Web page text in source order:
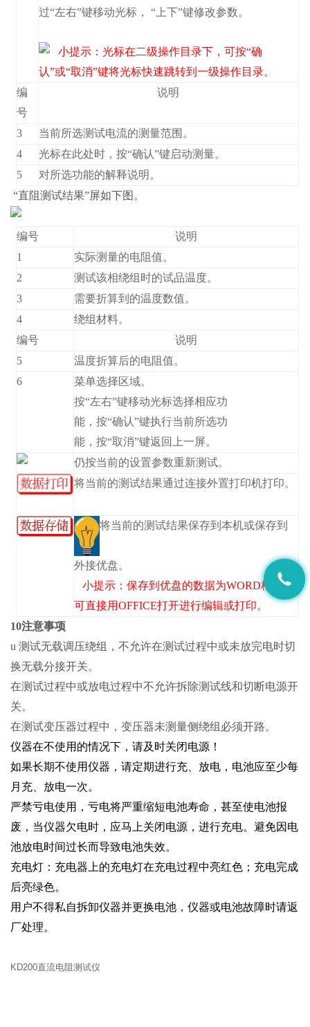
过“左右”键移动光标， “上下”键修改参数。
小提示：光标在二级操作目录下，可按“确
认”或“取消”键将光标快速跳转到一级操作目录。
编
号
说明
3
当前所选测试电流的测量范围。
4
光标在此处时，按“确认”键启动测量。
5
对所选功能的解释说明。
“直阻测试结果”屏如下图。
编号
说明
1
实际测量的电阻值。
2
测试该相绕组时的试品温度。
3
需要折算到的温度数值。
4
绕组材料。
编号
说明
5
温度折算后的电阻值。
6
菜单选择区域。
按“左右”键移动光标选择相应功
能，按“确认”键执行当前所选功
能，按“取消”键返回上一屏。
仍按当前的设置参数重新测试。
将当前的测试结果通过连接外置打印机打印。
将当前的测试结果保存到本机或保存到
外接优盘。
小提示：保存到优盘的数据为WORD格式，
可直接用OFFICE打开进行编辑或打印。
10注意事项
u 测试无载调压绕组，不允许在测试过程中或未放完电时切
换无载分接开关。
在测试过程中或放电过程中不允许拆除测试线和切断电源开
关。
在测试变压器过程中，变压器未测量侧绕组必须开路。
仪器在不使用的情况下，请及时关闭电源！
如果长期不使用仪器，请定期进行充、放电，电池应至少每
月充、放电一次。
严禁亏电使用，亏电将严重缩短电池寿命，甚至使电池报
废，当仪器欠电时，应马上关闭电源，进行充电。避免因电
池放电时间过长而导致电池失效。
充电灯：充电器上的充电灯在充电过程中亮红色；充电完成
后亮绿色。
用户不得私自拆卸仪器并更换电池，仪器或电池故障时请返
厂处理。
KD200直流电阻测试仪